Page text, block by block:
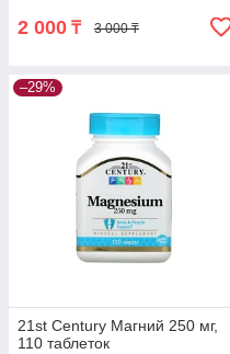
2 000 ₸ 3 000 ₸
–29%
21st Century Магний 250 мг,
110 таблеток